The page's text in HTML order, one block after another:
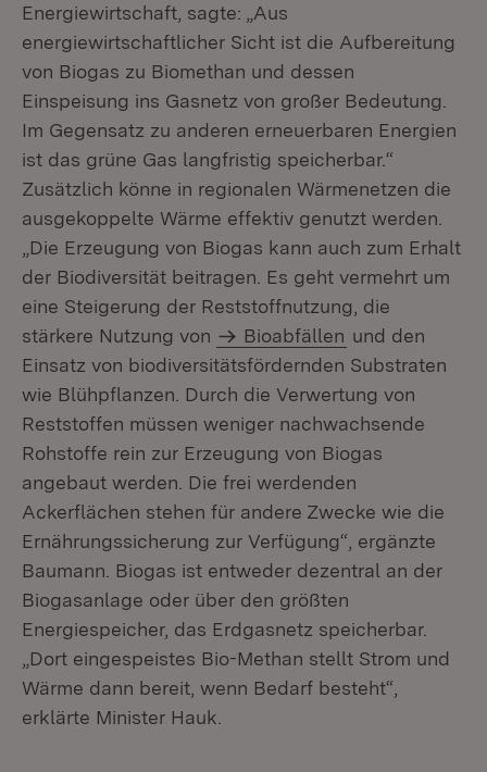
Energiewirtschaft, sagte: „Aus
energiewirtschaftlicher Sicht ist die Aufbereitung
von Biogas zu Biomethan und dessen
Einspeisung ins Gasnetz von großer Bedeutung.
Im Gegensatz zu anderen erneuerbaren Energien
ist das grüne Gas langfristig speicherbar.“
Zusätzlich könne in regionalen Wärmenetzen die
ausgekoppelte Wärme effektiv genutzt werden.
„Die Erzeugung von Biogas kann auch zum Erhalt
der Biodiversität beitragen. Es geht vermehrt um
eine Steigerung der Reststoffnutzung, die
stärkere Nutzung von
Bioabfällen und den
Einsatz von biodiversitätsfördernden Substraten
wie Blühpflanzen. Durch die Verwertung von
Reststoffen müssen weniger nachwachsende
Rohstoffe rein zur Erzeugung von Biogas
angebaut werden. Die frei werdenden
Ackerflächen stehen für andere Zwecke wie die
Ernährungssicherung zur Verfügung“, ergänzte
Baumann. Biogas ist entweder dezentral an der
Biogasanlage oder über den größten
Energiespeicher, das Erdgasnetz speicherbar.
„Dort eingespeistes Bio-Methan stellt Strom und
Wärme dann bereit, wenn Bedarf besteht“,
erklärte Minister Hauk.